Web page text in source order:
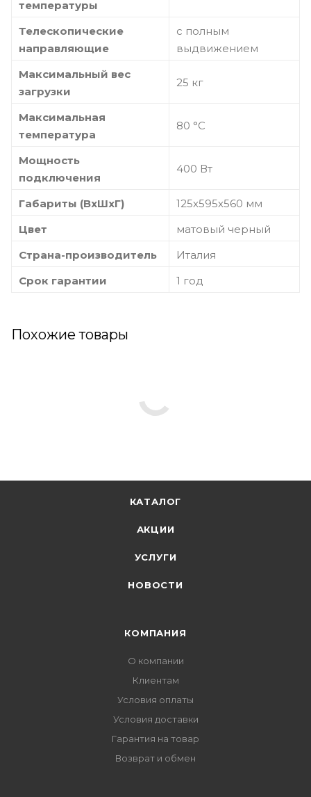
температуры
Телескопические
направляющие
с полным
выдвижением
Максимальный вес
загрузки
25 кг
Максимальная
температура
80 °C
Мощность
подключения
400 Вт
Габариты (ВхШхГ)
125х595х560 мм
Цвет
матовый черный
Страна-производитель
Италия
Срок гарантии
1 год
Похожие товары
КАТАЛОГ
АКЦИИ
УСЛУГИ
НОВОСТИ
КОМПАНИЯ
О компании
Клиентам
Условия оплаты
Условия доставки
Гарантия на товар
Возврат и обмен